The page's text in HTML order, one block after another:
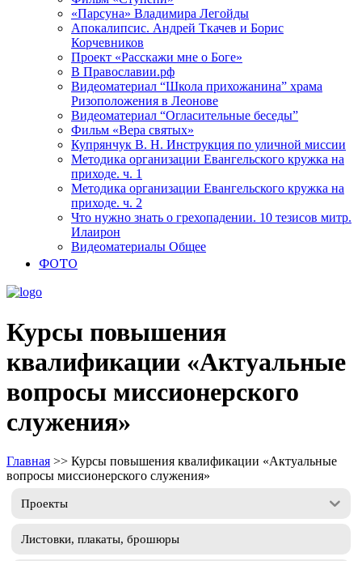
«Парсуна» Владимира Легойды
Апокалипсис. Андрей Ткачев и Борис
Корчевников
Проект «Расскажи мне о Боге»
В Православии.рф
Видеоматериал “Школа прихожанина” храма
Ризоположения в Леонове
Видеоматериал “Огласительные беседы”
Фильм «Вера святых»
Купрянчук В. Н. Инструкция по уличной миссии
Методика организации Евангельского кружка на
приходе. ч. 1
Методика организации Евангельского кружка на
приходе. ч. 2
Что нужно знать о грехопадении. 10 тезисов митр.
Илаирон
Видеоматериалы Общее
ФОТО
Курсы повышения
квалификации «Актуальные
вопросы миссионерского
служения»
Главная >> Курсы повышения квалификации «Актуальные
вопросы миссионерского служения»
Проекты
Листовки, плакаты, брошюры